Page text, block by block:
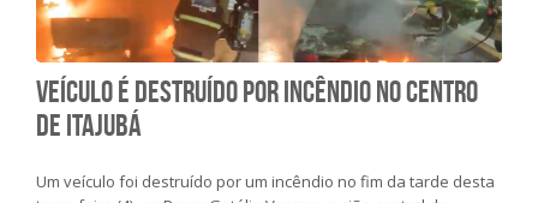
Veículo é destruído por incêndio no Centro
de Itajubá
Um veículo foi destruído por um incêndio no fim da tarde desta